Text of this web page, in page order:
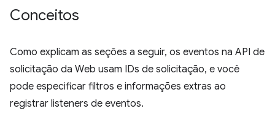
Conceitos
Como explicam as seções a seguir, os eventos na API de
solicitação da Web usam IDs de solicitação, e você
pode especificar filtros e informações extras ao
registrar listeners de eventos.